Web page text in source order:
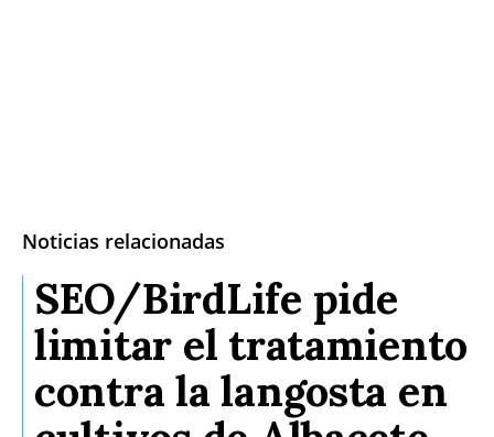
Noticias relacionadas
SEO/BirdLife pide
limitar el tratamiento
contra la langosta en